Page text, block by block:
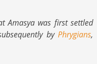
Amasya was first settled
byPhrygians,